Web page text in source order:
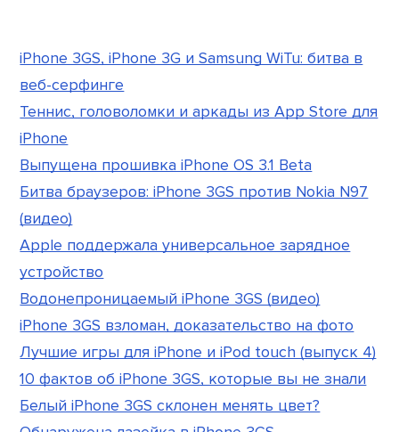
iPhone 3GS, iPhone 3G и Samsung WiTu: битва в
веб-серфинге
Теннис, головоломки и аркады из App Store для
iPhone
Выпущена прошивка iPhone OS 3.1 Beta
Битва браузеров: iPhone 3GS против Nokia N97
(видео)
Apple поддержала универсальное зарядное
устройство
Водонепроницаемый iPhone 3GS (видео)
iPhone 3GS взломан, доказательство на фото
Лучшие игры для iPhone и iPod touch (выпуск 4)
10 фактов об iPhone 3GS, которые вы не знали
Белый iPhone 3GS склонен менять цвет?